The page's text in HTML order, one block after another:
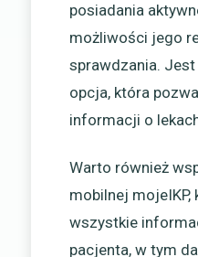
posiadania
możliwości jego
sprawdzania.
opcja, która
informacji o
Warto również
mobilnej
wszystkie
pacjenta, w tym